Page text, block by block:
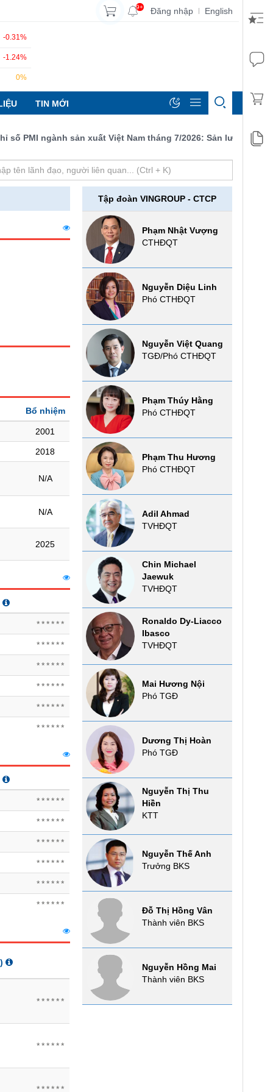
9+ Đăng nhập | English
-0.31%
-1.24%
0%
TIN MỚI
PMI ngành sản xuất Việt Nam tháng 7/2026: Sản lượng, số
Bổ nhiệm
2001
2018
N/A
N/A
2025
******
******
******
******
******
******
******
******
******
******
******
******
******
******
******
Tập đoàn VINGROUP - CTCP
Phạm Nhật Vượng
CTHĐQT
Nguyễn Diệu Linh
Phó CTHĐQT
Nguyễn Việt Quang
TGĐ/Phó CTHĐQT
Phạm Thúy Hằng
Phó CTHĐQT
Phạm Thu Hương
Phó CTHĐQT
Adil Ahmad
TVHĐQT
Chin Michael
Jaewuk
TVHĐQT
Ronaldo Dy-Liacco
Ibasco
TVHĐQT
Mai Hương Nội
Phó TGĐ
Dương Thị Hoàn
Phó TGĐ
Nguyễn Thị Thu
Hiền
KTT
Nguyễn Thế Anh
Trưởng BKS
Đỗ Thị Hồng Vân
Thành viên BKS
Nguyễn Hồng Mai
Thành viên BKS